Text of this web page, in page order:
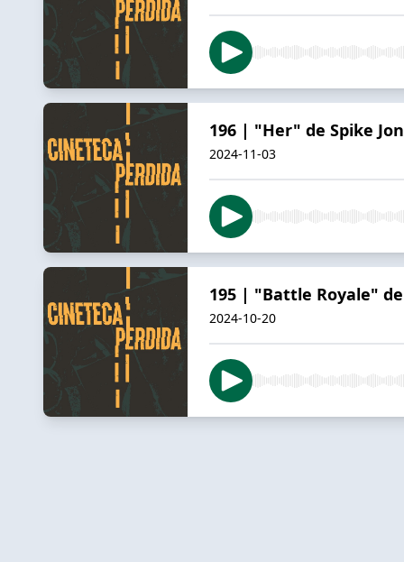
196 | "Her" de Spike
2024-11-03
195 | "Battle Royale"
2024-10-20